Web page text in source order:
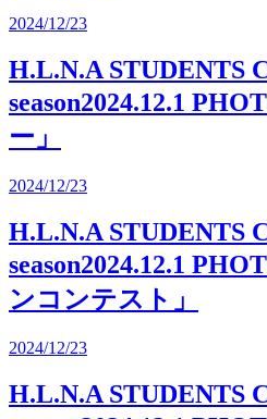
2024/12/23
H.L.N.A STUDENTS
season2024.12.1
ー」
2024/12/23
H.L.N.A STUDENTS
season2024.12.1
ンコンテスト」
2024/12/23
H.L.N.A STUDENTS